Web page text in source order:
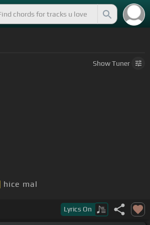
ShowTuner
hice mal
Lyrics On